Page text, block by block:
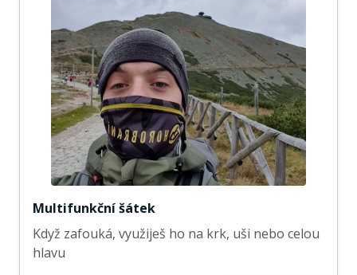
Multifunkční šátek
Když zafouká, využiješ ho na krk, uši nebo celou
hlavu